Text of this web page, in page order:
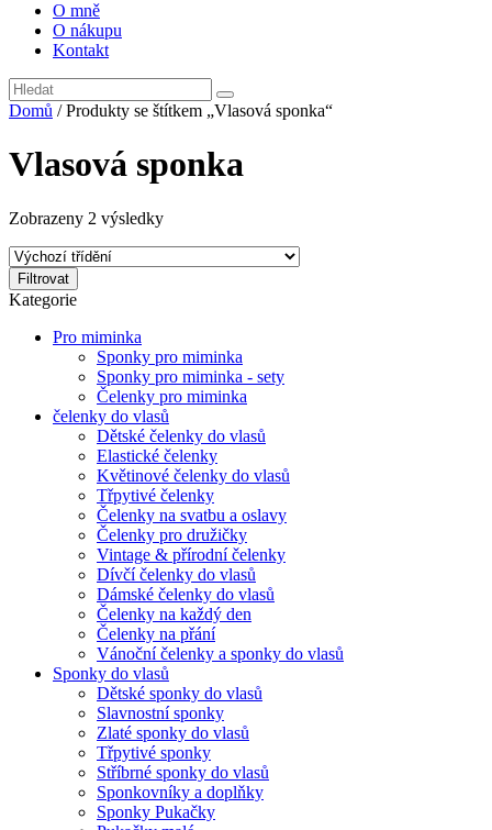
O mně
O nákupu
Kontakt
Domů / Produkty se štítkem „Vlasová sponka“
Vlasová sponka
Zobrazeny 2 výsledky
Filtrovat
Kategorie
Pro miminka
Sponky pro miminka
Sponky pro miminka - sety
Čelenky pro miminka
čelenky do vlasů
Dětské čelenky do vlasů
Elastické čelenky
Květinové čelenky do vlasů
Třpytivé čelenky
Čelenky na svatbu a oslavy
Čelenky pro družičky
Vintage & přírodní čelenky
Dívčí čelenky do vlasů
Dámské čelenky do vlasů
Čelenky na každý den
Čelenky na přání
Vánoční čelenky a sponky do vlasů
Sponky do vlasů
Dětské sponky do vlasů
Slavnostní sponky
Zlaté sponky do vlasů
Třpytivé sponky
Stříbrné sponky do vlasů
Sponkovníky a doplňky
Sponky Pukačky